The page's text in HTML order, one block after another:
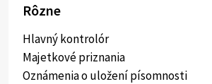
Rôzne
Hlavný kontrolór
Majetkové priznania
Oznámenia o uložení písomnosti